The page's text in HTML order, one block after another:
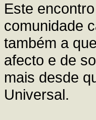
Este
comunidade
também a
afecto e de
mais desde
Universal.